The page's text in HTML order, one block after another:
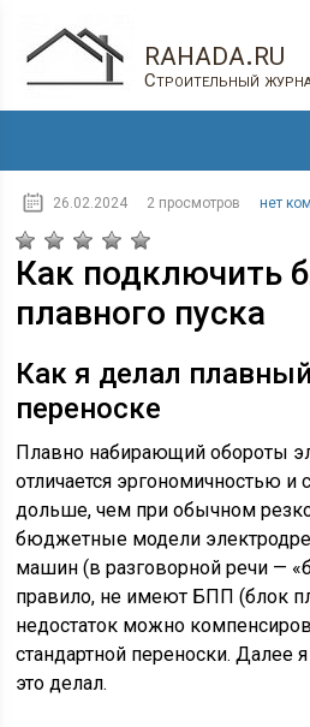
rahada.ru
Строительный
26.02.2024 2 просмотров нет
Как подключить
плавного пуска
Как я делал
переноске
Плавно набирающий обороты
отличается эргономичностью и
дольше, чем при обычном
бюджетные модели
машин (в разговорной речи —
правило, не имеют БПП (блок
недостаток можно
стандартной переноски. Далее
это делал.